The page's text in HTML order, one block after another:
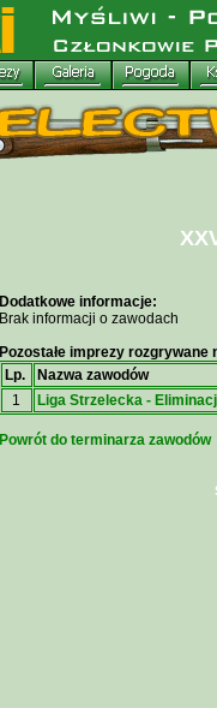
Dodatkowe informacje:
Brak informacji o zawodach
Pozostałe imprezy rozgrywane
Lp.
Nazwa zawodów
1
Liga Strzelecka -
Powrót do terminarza zawodów